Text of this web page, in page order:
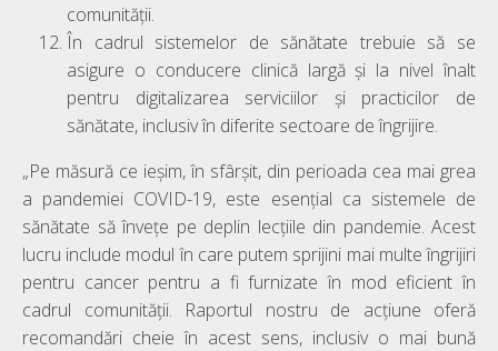
comunității.
În cadrul sistemelor de sănătate trebuie să se
asigure o conducere clinică largă și la nivel înalt
pentru digitalizarea serviciilor și practicilor de
sănătate, inclusiv în diferite sectoare de îngrijire.
„Pe măsură ce ieșim, în sfârșit, din perioada cea mai grea
a pandemiei COVID-19, este esențial ca sistemele de
sănătate să învețe pe deplin lecțiile din pandemie. Acest
lucru include modul în care putem sprijini mai multe îngrijiri
pentru cancer pentru a fi furnizate în mod eficient în
cadrul comunității. Raportul nostru de acțiune oferă
recomandări cheie în acest sens, inclusiv o mai bună